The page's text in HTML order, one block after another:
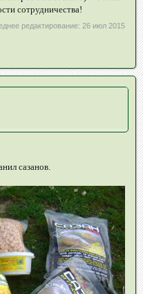
сотрудничества!
редактирование: 26 июл 2015
сазанов.